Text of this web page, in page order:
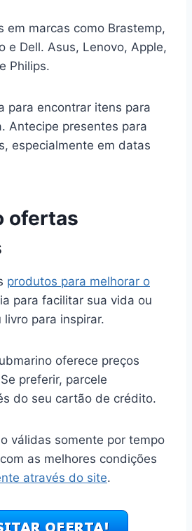
em marcas como Brastemp,
e Dell. Asus, Lenovo, Apple,
Philips.
para encontrar itens para
Antecipe presentes para
especialmente em datas
ofertas
produtos para melhorar o
para facilitar sua vida ou
para inspirar.
oferece preços
preferir, parcele
do seu cartão de crédito.
válidas somente por tempo
as melhores condições
através do site.